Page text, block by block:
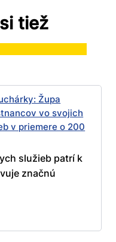
tiež
Župa
vo svojich
v priemere o 200
služieb patrí k
značnú